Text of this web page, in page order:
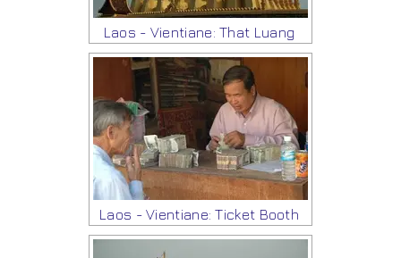
Laos - Vientiane: That Luang
Laos - Vientiane: Ticket Booth